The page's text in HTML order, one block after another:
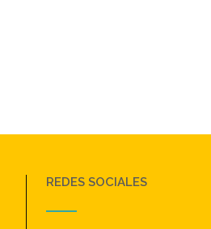
REDES SOCIALES